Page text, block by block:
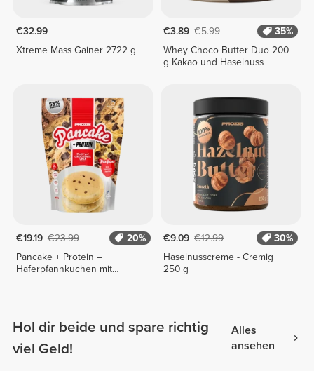
€32.99
Xtreme Mass Gainer 2722 g
€3.89 €5.99
35%
Whey Choco Butter Duo 200
g Kakao und Haselnuss
€19.19 €23.99
20%
Pancake + Protein –
Haferpfannkuchen mit
€9.09 €12.99
30%
Haselnusscreme - Cremig
250 g
Hol dir beide und spare richtig
viel Geld!
Alles
ansehen